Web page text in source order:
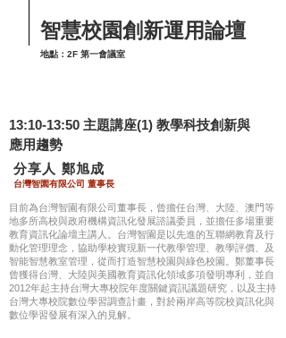
​智慧校園創新運用論壇
地點：2F 第一會議室
13:10-13:50 主題講座(1) 教學科技創新與
應用趨勢
​分享人 鄭旭成
台灣智園有限公司 董事長
目前為台灣智園有限公司董事長，曾擔任台灣、大陸、澳門等
地多所高校與政府機構資訊化發展諮議委員，並擔任多場重要
教育資訊化論壇主講人。台灣智園是以先進的互聯網教育及行
動化管理理念，協助學校實現新一代教學管理、教學評價、及
智能智慧教室管理，從而打造智慧校園與綠色校園。鄭董事長
曾獲得台灣、大陸與美國教育資訊化領域多項發明專利，並自
2012年起主持台灣大專校院年度關鍵資訊議題研究，以及主持
台灣大專校院數位學習調查計畫，對於兩岸高等院校資訊化與
數位學習發展有深入的見解。